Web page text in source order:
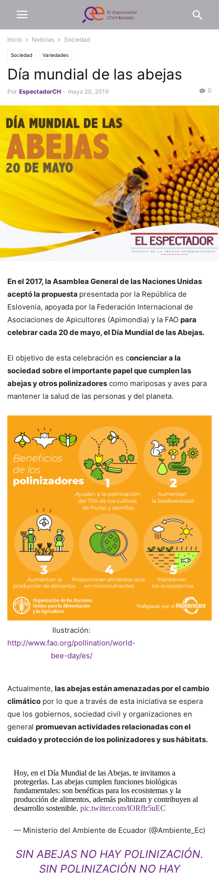
Inicio Noticias Sociedad
Sociedad Variedades
Día mundial de las abejas
Por EspectadorCH - mayo 20, 2019 0
En el 2017, la Asamblea General de las Naciones Unidas
aceptó la propuesta presentada por la República de
Eslovenia, apoyada por la Federación Internacional de
Asociaciones de Apicultores (Apimondia) y la FAO para
celebrar cada 20 de mayo, el Día Mundial de las Abejas.
El objetivo de esta celebración es concienciar a la
sociedad sobre el importante papel que cumplen las
abejas y otros polinizadores como mariposas y aves para
mantener la salud de las personas y del planeta.
Ilustración:
http://www.fao.org/pollination/world-
bee-day/es/
Actualmente, las abejas están amenazadas por el cambio
climático por lo que a través de esta iniciativa se espera
que los gobiernos, sociedad civil y organizaciones en
general promuevan actividades relacionadas con el
cuidado y protección de los polinizadores y sus hábitats.
Hoy, en el Día Mundial de las Abejas, te invitamos a
protegerlas. Las abejas cumplen funciones biológicas
fundamentales: son benéficas para los ecosistemas y la
producción de alimentos, además polinizan y contribuyen al
desarrollo sostenible. pic.twitter.com/lORflr5uEC
— Ministerio del Ambiente de Ecuador (@Ambiente_Ec)
SIN ABEJAS NO HAY POLINIZACIÓN.
SIN POLINIZACIÓN NO HAY